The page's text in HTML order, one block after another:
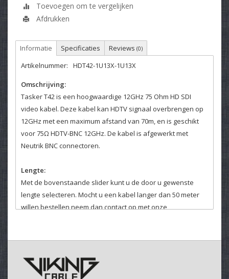
Toevoegen om te vergelijken
Afdrukken
Informatie Specificaties Reviews (0)
Artikelnummer: HDT42-1U13X-1U13X
Omschrijving:
Tasker T42 is een hoogwaardige 12GHz 75 Ohm HD SDI
video kabel. Deze kabel kan HDTV signaal overbrengen op
12GHz met een maximum afstand van 70m, en is geschikt
voor 75Ω HDTV-BNC 12GHz. De kabel is afgewerkt met
Neutrik BNC connectoren.
Lengte:
Met de bovenstaande slider kunt u de door u gewenste
lengte selecteren. Mocht u een kabel langer dan 50 meter
willen bestellen neem dan contact op met onze
Velcro kabelbinder:
Selecteer hierboven of u een kabelbinder bij uw kabel